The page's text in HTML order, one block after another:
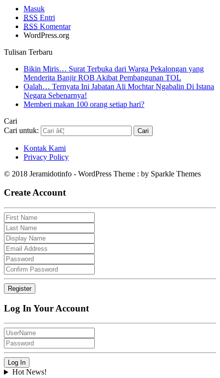
Masuk
RSS Entri
RSS Komentar
WordPress.org
Tulisan Terbaru
Bikin Miris… Surat Terbuka dari Warga Pekalongan yang
Menderita Banjir ROB Akibat Pembangunan TOL
Oalah… Ternyata Ini Jabatan Ali Mochtar Ngabalin Di Istana
Negara Sebenarnya!
Memberi makan 100 orang setiap hari?
Cari
Cari untuk:
Kontak Kami
Privacy Policy
© 2018 Jeramidotinfo - WordPress Theme : by Sparkle Themes
Create Account
Log In Your Account
Hot News!